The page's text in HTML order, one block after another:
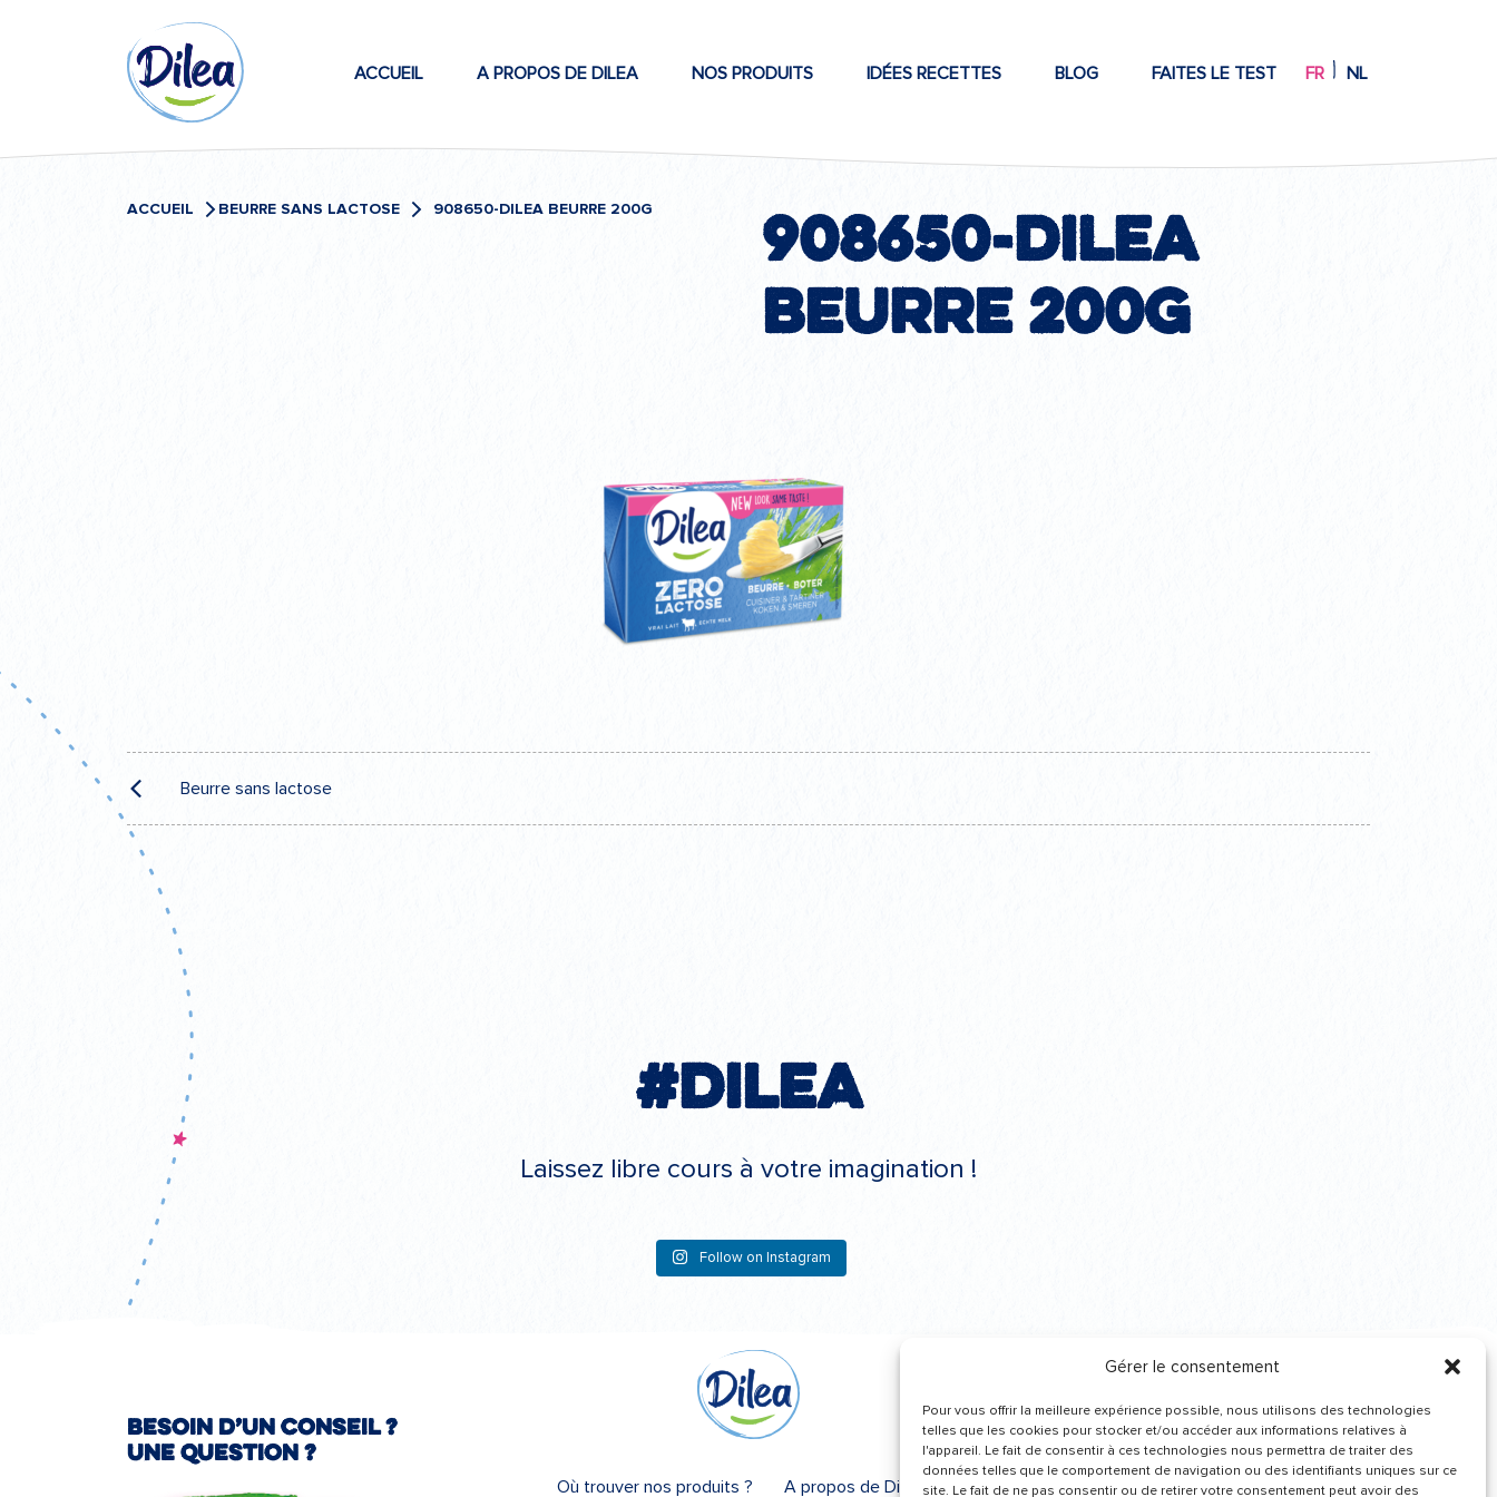
Gérer le consentement
Pour vous offrir la meilleure expérience possible, nous utilisons des technologies
telles que les cookies pour stocker et/ou accéder aux informations relatives à
l'appareil. Le fait de consentir à ces technologies nous permettra de traiter des
données telles que le comportement de navigation ou des identifiants uniques sur ce
site. Le fait de ne pas consentir ou de retirer votre consentement peut avoir des
Dilea
Zero
Lactose
ACCUEIL A PROPOS DE DILEA NOS PRODUITS IDÉES RECETTES BLOG FAITES LE TEST FR NL
ACCUEIL BEURRE SANS LACTOSE 908650-DILEA BEURRE 200G
908650-DILEA
Beurre 200g
Navigation
de
l’article
Beurre sans lactose
#Dilea
Laissez libre cours à votre imagination !
Follow on Instagram
Besoin d’un conseil ?
Une question ?
Où trouver nos produits ? A propos de Dilea
Recevez de nos
nouvelles